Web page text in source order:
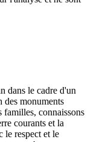
dans le cadre d'un
des monuments
familles, connaissons
courants et la
le respect et le